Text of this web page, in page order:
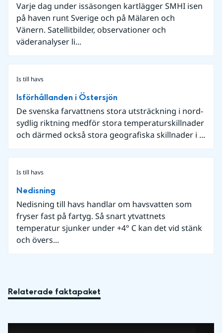
Varje dag under issäsongen kartlägger SMHI isen
på haven runt Sverige och på Mälaren och
Vänern. Satellitbilder, observationer och
väderanalyser li...
Is till havs
Isförhållanden i Östersjön
De svenska farvattnens stora utsträckning i nord-
sydlig riktning medför stora temperaturskillnader
och därmed också stora geografiska skillnader i ...
Is till havs
Nedisning
Nedisning till havs handlar om havsvatten som
fryser fast på fartyg. Så snart ytvattnets
temperatur sjunker under +4° C kan det vid stänk
och övers...
Relaterade faktapaket